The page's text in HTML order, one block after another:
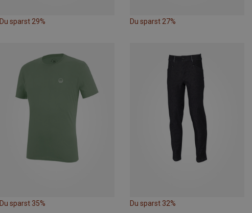
Du sparst 29% Du sparst 27%
Du sparst 35% Du sparst 32%